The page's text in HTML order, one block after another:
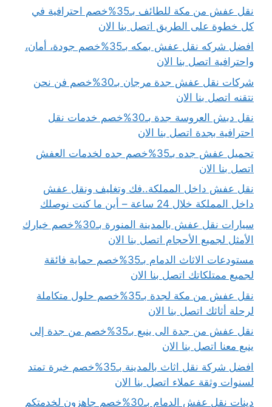
نقل عفش من مكة للطائف بـ35%خصم احترافية في
كل خطوة على الطريق اتصل بنا الان
افضل شركه نقل عفش بمكه بـ35%خصم جودة، أمان،
واحترافية اتصل بنا الان
شركات نقل عفش جدة مرجان بـ30%خصم فن نحن
نتقنه اتصل بنا الان
نقل دبش العروسة جدة بـ30%خصم خدمات نقل
احترافية بجدة اتصل بنا الان
تحميل عفش جده بـ35%خصم جده لخدمات العفش
اتصل بنا الان
نقل عفش داخل المملكة..فك وتغليف ونقل عفش
داخل المملكة خلال 24 ساعة – أين ما كنت نوصلك
سيارات نقل عفش بالمدينة المنورة بـ30%خصم خيارك
الأمثل لجميع الأحجام اتصل بنا الان
مستودعات الاثاث الدمام بـ35%خصم حماية فائقة
لجميع ممتلكاتك اتصل بنا الان
نقل عفش من مكة لجدة بـ35%خصم حلول متكاملة
لرحلة أثاثك اتصل بنا الان
نقل عفش من جدة الى ينبع بـ35%خصم من جدة إلى
ينبع معنا اتصل بنا الان
افضل شركة نقل اثاث بالمدينة بـ35%خصم خبرة تمتد
لسنوات وثقة عملاء اتصل بنا الان
دينات نقل عفش الدمام بـ30%خصم جاهزون لخدمتكم